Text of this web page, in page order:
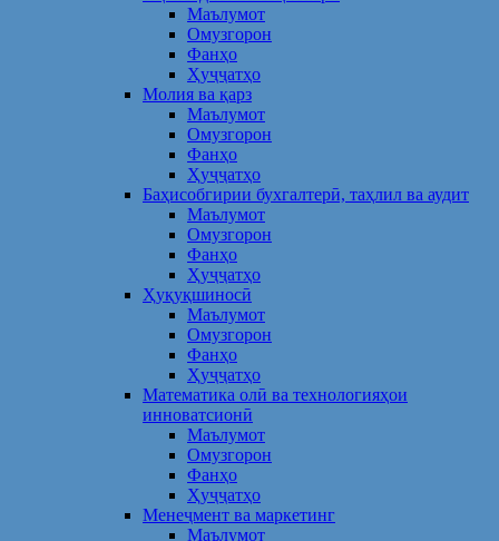
Маълумот
Омузгорон
Фанҳо
Ҳуҷҷатҳо
Молия ва қарз
Маълумот
Омузгорон
Фанҳо
Ҳуҷҷатҳо
Баҳисобгирии бухгалтерӣ, таҳлил ва аудит
Маълумот
Омузгорон
Фанҳо
Ҳуҷҷатҳо
Ҳуқуқшиносӣ
Маълумот
Омузгорон
Фанҳо
Ҳуҷҷатҳо
Математика олӣ ва технологияҳои
инноватсионӣ
Маълумот
Омузгорон
Фанҳо
Ҳуҷҷатҳо
Менеҷмент ва маркетинг
Маълумот